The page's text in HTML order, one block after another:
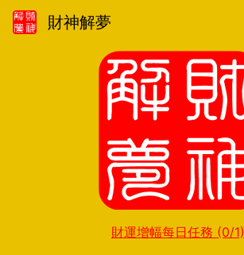
財神解夢
財運增幅每日任務 (0/1)